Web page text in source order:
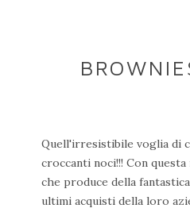
Quell'irresistibile voglia di
croccanti noci!!! Con
che produce della
ultimi acquisti della loro